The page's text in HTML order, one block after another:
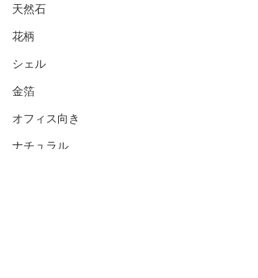
天然石
花柄
シェル
金箔
オフィス向き
ナチュラル